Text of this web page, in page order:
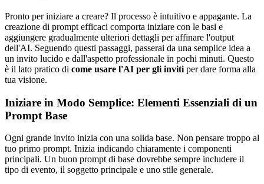
Pronto per iniziare a creare? Il processo è intuitivo e appagante. La
creazione di prompt efficaci comporta iniziare con le basi e
aggiungere gradualmente ulteriori dettagli per affinare l'output
dell'AI. Seguendo questi passaggi, passerai da una semplice idea a
un invito lucido e dall'aspetto professionale in pochi minuti. Questo
è il lato pratico di come usare l'AI per gli inviti per dare forma alla
tua visione.
Iniziare in Modo Semplice: Elementi Essenziali di un
Prompt Base
Ogni grande invito inizia con una solida base. Non pensare troppo al
tuo primo prompt. Inizia indicando chiaramente i componenti
principali. Un buon prompt di base dovrebbe sempre includere il
tipo di evento, il soggetto principale e uno stile generale.